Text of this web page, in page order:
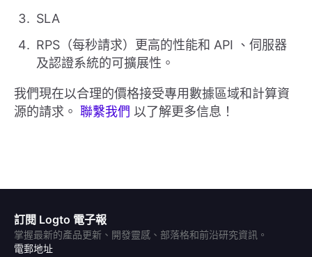
SLA
RPS（每秒請求）更高的性能和 API 、伺服器
及認證系統的可擴展性。
我們現在以合理的價格接受專用數據區域和計算資
源的請求。 聯繫我們 以了解更多信息！
訂閱 Logto 電子報
掌握最新的產品更新、開發靈感、部落格和前沿研究資訊。
電郵地址